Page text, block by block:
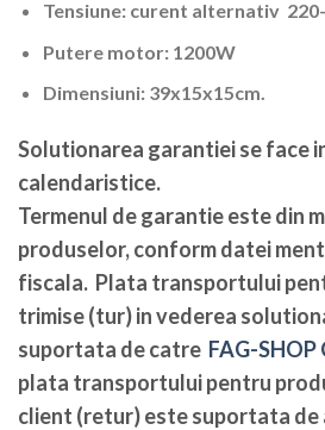
Tensiune: curent alternativ
Putere motor: 1200W
Dimensiuni: 39x15x15cm.
Solutionarea garantiei se face
calendaristice.
Termenul de garantie este din
produselor, conform datei
fiscala. Plata transportului
trimise (tur) in vederea
suportata de catre FAG-SHOP
plata transportului pentru
client (retur) este suportata de